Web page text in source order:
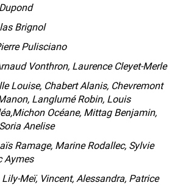
Brignol
Pulisciano
Vonthron, Laurence Cleyet-Merle
Louise, Chabert Alanis, Chevremont
Langlumé Robin, Louis
Océane, Mittag Benjamin,
Anelise
Ramage, Marine Rodallec, Sylvie
Aymes
Meï, Vincent, Alessandra, Patrice